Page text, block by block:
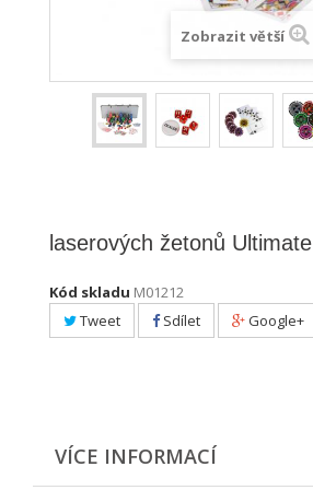
Zobrazit větší
laserových žetonů Ultimate
Kód skladu M01212
Tweet
Sdílet Google+
VÍCE INFORMACÍ